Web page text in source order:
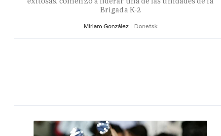
Brigada K-2
Miriam González Donetsk